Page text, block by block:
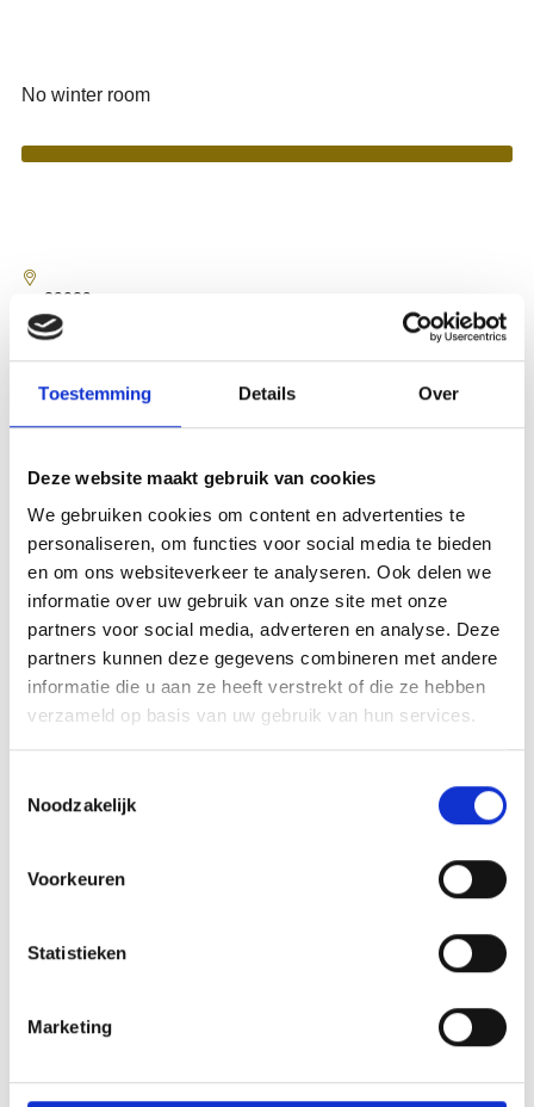
Toestemming Details Over
Deze website maakt gebruik van cookies
We gebruiken cookies om content en advertenties te
personaliseren, om functies voor social media te bieden
en om ons websiteverkeer te analyseren. Ook delen we
informatie over uw gebruik van onze site met onze
partners voor social media, adverteren en analyse. Deze
partners kunnen deze gegevens combineren met andere
informatie die u aan ze heeft verstrekt of die ze hebben
verzameld op basis van uw gebruik van hun services.
Noodzakelijk
Voorkeuren
Statistieken
Marketing